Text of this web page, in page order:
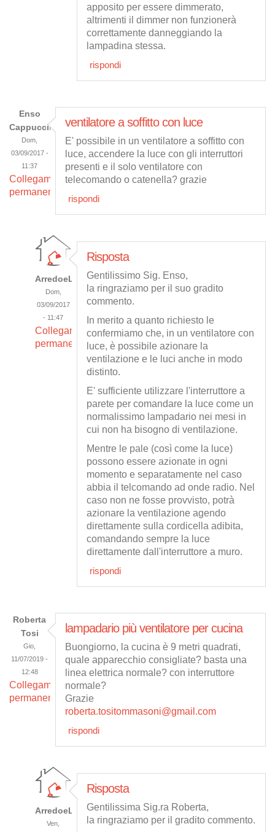
apposito per essere dimmerato,
altrimenti il dimmer non funzionerà
correttamente danneggiando la
lampadina stessa.
rispondi
Enso
Cappuccini
Dom,
03/09/2017 -
11:37
Collegamento
permanente
ventilatore a soffitto con luce
E' possibile in un ventilatore a soffitto con
luce, accendere la luce con gli interruttori
presenti e il solo ventilatore con
telecomando o catenella? grazie
rispondi
ArredoeLuce
Dom,
03/09/2017
- 11:47
Collegamento
permanente
Risposta
Gentilissimo Sig. Enso,
la ringraziamo per il suo gradito
commento.
In merito a quanto richiesto le
confermiamo che, in un ventilatore con
luce, è possibile azionare la
ventilazione e le luci anche in modo
distinto.
E' sufficiente utilizzare l'interruttore a
parete per comandare la luce come un
normalissimo lampadario nei mesi in
cui non ha bisogno di ventilazione.
Mentre le pale (così come la luce)
possono essere azionate in ogni
momento e separatamente nel caso
abbia il telcomando ad onde radio. Nel
caso non ne fosse provvisto, potrà
azionare la ventilazione agendo
direttamente sulla cordicella adibita,
comandando sempre la luce
direttamente dall'interruttore a muro.
rispondi
Roberta
Tosi
Gio,
11/07/2019 -
12:48
Collegamento
permanente
lampadario più ventilatore per cucina
Buongiorno, la cucina è 9 metri quadrati,
quale apparecchio consigliate? basta una
linea elettrica normale? con interruttore
normale?
Grazie
roberta.tositommasoni@gmail.com
rispondi
ArredoeLuce
Ven,
Risposta
Gentilissima Sig.ra Roberta,
la ringraziamo per il gradito commento.